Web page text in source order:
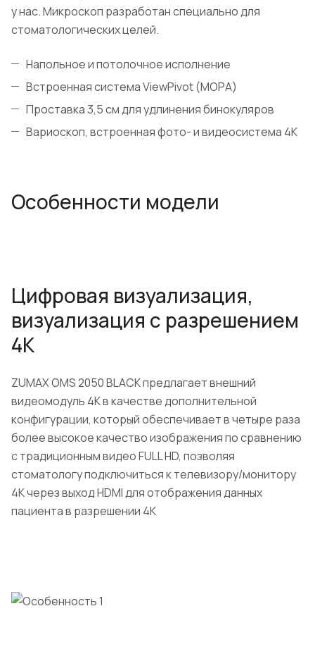
у нас. Микроскоп разработан специально для
стоматологических целей.
Напольное и потолочное исполнение
Встроенная система ViewPivot (МОРА)
Проставка 3,5 см для удлинения бинокуляров
Вариоскоп, встроенная фото- и видеосистема 4К
Особенности модели
Цифровая визуализация,
визуализация с разрешением
4K
ZUMAX OMS 2050 BLACK предлагает внешний
видеомодуль 4K в качестве дополнительной
конфигурации, который обеспечивает в четыре раза
более высокое качество изображения по сравнению
с традиционным видео FULL HD, позволяя
стоматологу подключиться к телевизору/монитору
4K через выход HDMI для отображения данных
пациента в разрешении 4K